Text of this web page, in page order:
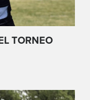
TORNEO